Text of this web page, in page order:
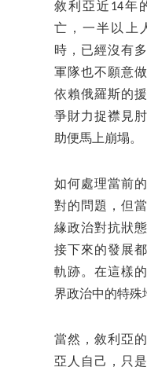
敘利亞近14年
亡，一半以上
時，已經沒有
軍隊也不願意
依賴俄羅斯的
爭財力捉襟見
助便馬上崩塌。
如何處理當前
對的問題，但
緣政治對抗狀
接下來的發展
軌跡。在這樣
界政治中的特殊
當然，敘利亞
亞人自己，只